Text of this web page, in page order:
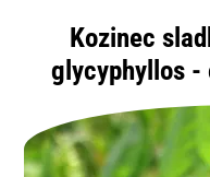
Kozinec
glycyphyllos -